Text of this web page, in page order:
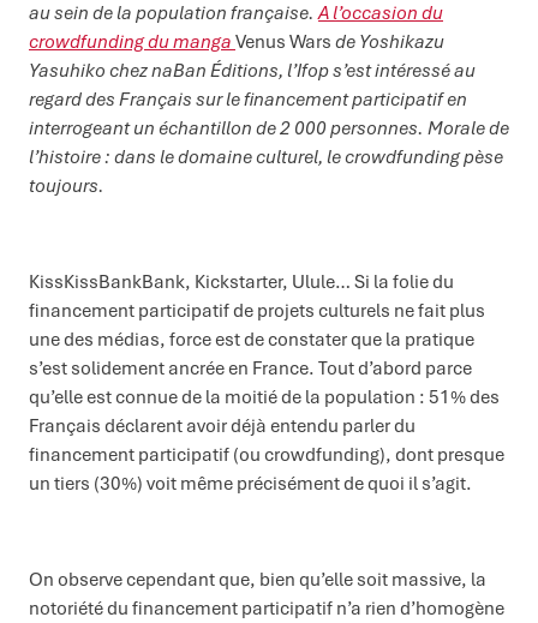
au sein de la population française.A l’occasion du
crowdfunding du manga Venus Wars de Yoshikazu
Yasuhiko cheznaBan Éditions, l’Ifop s’est intéressé au
regard des Français sur le financement participatif en
interrogeant un échantillon de 2 000 personnes. Morale de
l’histoire : dans le domaine culturel, le crowdfunding pèse
toujours.
KissKissBankBank, Kickstarter, Ulule… Si la folie du
financement participatif de projets culturels ne fait plus
une des médias, force est de constater que la pratique
s’est solidement ancrée en France. Tout d’abord parce
qu’elle est connue de la moitié de la population : 51% des
Français déclarent avoir déjà entendu parler du
financement participatif (ou crowdfunding), dont presque
un tiers (30%) voit même précisément de quoi il s’agit.
On observe cependant que, bien qu’elle soit massive, la
notoriété du financement participatif n’a rien d’homogène